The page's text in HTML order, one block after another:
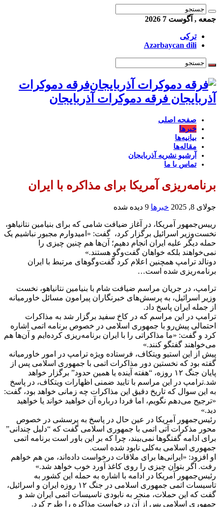
جمعه , آگوست 7 2026
ترکی
Azərbaycan dili
فرقه دموکرات
آذربایجان فرقه دموکرات آذربایجان
صفحه اصلی
خبرها
بیانیه‌ها
مقاله‌ها
آرشیو نشریه آذربایجان
تماس با ما
برنامه‌ریزی آمریکا برای مذاکره با ایران
جولای 8, 2025 خبرها 9 دیده شده
رییس‌جمهور آمریکا، در آغاز ضیافت شامی که برای بنیامین نتانیاهو،
نخست‌وزیر اسرائیل برگزار کرد، گفت: «امیدوارم مجبور نباشیم یک
حمله دیگر علیه ایران انجام دهیم؛ آن‌ها هم چنین چیزی را
نمی‌خواهند بلکه خواهان گفت‌وگو هستند.»
دونالد ترامپ همچنین اعلام کرد گفت‌وگوهای مرتبط با ایران
برنامه‌ریزی شده‌ است…
ترامپ، در جریان مراسم ضیافت شام با بنیامین نتانیاهو، نخست
وزیر اسرائيل، به پرسش‌های خبرنگاران پیرامون مسائل خاورمیانه
از جمله ایران پاسخ داد.
ترامپ در این مراسم که در کاخ سفید برگزار شد به مذاکرات
احتمالی پیش‌رو با جمهوری اسلامی در خصوص برنامه‌ اتمی اشاره
کرد و گفت: «ما مذاکراتی را با ایران برنامه‌ریزی کرده‌ایم و آن‌ها هم
می‌خواهند گفتگو کنند.»
پیش از این استیو ویتکاف، فرستاده ویژه ترامپ در امور خاورمیانه
گفته بود که نخستین دور مذاکرات اتمی با جمهوری اسلامی پس از
پایان جنگ ۱۲ ‌روزه، “هفته آینده یا همین حدود” برگزار خواهد
شد.ترامپ در این مراسم با تایید ضمنی اظهارات ویتکاف، در پاسخ
به این سوال که تاریخ دقیق این مذاکرات چه زمانی خواهد بود، گفت:
«ترجیح می‌دهم نگویم، اما فردا درباره‌ آن خواهید خواند یا خواهید
دید.»
رئیس‌جمهور آمریکا در عین حال در پاسخ به پرسشی در خصوص
محور مذکرات آتی اتمی با جمهوری اسلامی گفت که “دلیل چندانی”
برای ادامه گفتگوها نمی‌بیند، چرا که بر این باور است برنامه اتمی
جمهوری اسلامی به‌کلی نابود شده است.
او افزود: «ایرانی‌ها برای ملاقات درخواست داده‌اند، من هم خواهم
رفت. اگر بتوان چیزی را روی کاغذ آورد خوب خواهد شد.»
رئیس‌جمهور آمریکا در ادامه با اشاره به حمله این کشور به
تاسیسات اتمی جمهوری اسلامی در جنگ ۱۲ روزه ایران و اسرائیل،
گفت که این حملات، منجر به نابودی تاسیسات اتمی ایران شد و
جمهوری اسلامی پس از آن درخواست مذاکره را طرح کرد.